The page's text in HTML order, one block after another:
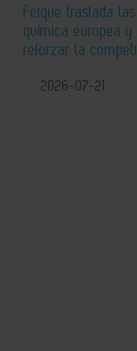
Feique traslada
química europea
reforzar la
2026-07-21